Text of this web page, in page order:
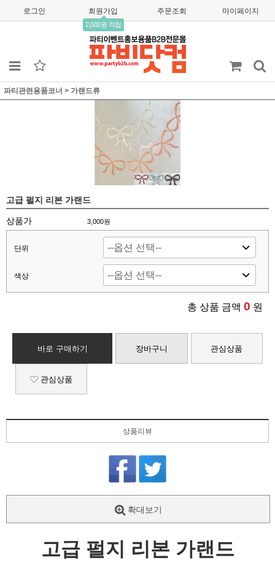
로그인 회원가입
2,000원 적립
주문조회 마이페이지
파티관련용품코너 > 가랜드류
고급 펄지 리본 가랜드
상품가 3,000원
단위
색상
총 상품 금액 0 원
바로 구매하기 장바구니 관심상품
관심상품
상품리뷰
확대보기
고급 펄지 리본 가랜드